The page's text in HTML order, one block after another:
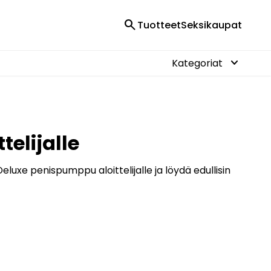
searchTuotteetSeksikaupat
Kategoriat keyboard_arrow_down
penispumppu aloittelijalle ja löydä edullisin